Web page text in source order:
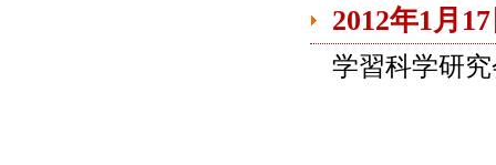
2012年1月
学習科学研